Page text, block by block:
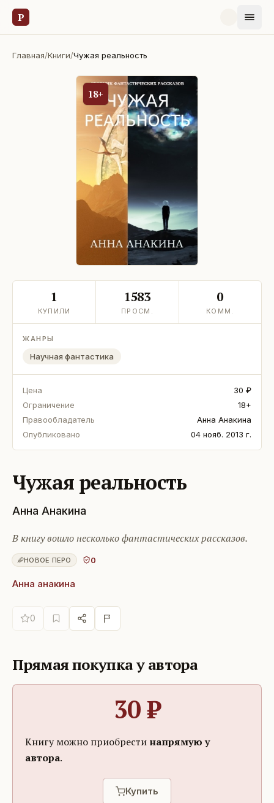
Р
Главная/Книги/Чужая реальность
18+
1
КУПИЛИ
1583
ПРОСМ.
0
КОММ.
ЖАНРЫ
Научная фантастика
Цена
30 ₽
Ограничение
18+
Правообладатель
Анна Анакина
Опубликовано
04 нояб. 2013 г.
Чужая реальность
Анна Анакина
В книгу вошло несколько фантастических рассказов.
НОВОЕ ПЕРО 0
Анна анакина
0
Прямая покупка у автора
30₽
Книгу можно приобрести напрямую у
автора.
Купить